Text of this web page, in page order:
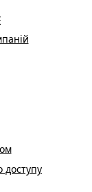
доступу